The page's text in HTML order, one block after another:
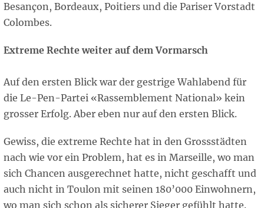
Besançon, Bordeaux, Poitiers und die Pariser Vorstadt
Colombes.
Extreme Rechte weiter auf dem Vormarsch
Auf den ersten Blick war der gestrige Wahlabend für
die Le-Pen-Partei «Rassemblement National» kein
grosser Erfolg. Aber eben nur auf den ersten Blick.
Gewiss, die extreme Rechte hat in den Grossstädten
nach wie vor ein Problem, hat es in Marseille, wo man
sich Chancen ausgerechnet hatte, nicht geschafft und
auch nicht in Toulon mit seinen 180’000 Einwohnern,
wo man sich schon als sicherer Sieger gefühlt hatte.